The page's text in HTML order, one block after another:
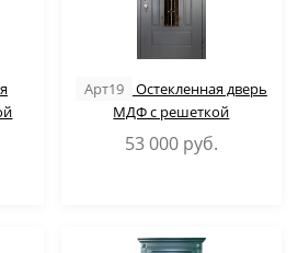
Арт19
Остекленная дверь
МДФ с решеткой
53 000 руб.